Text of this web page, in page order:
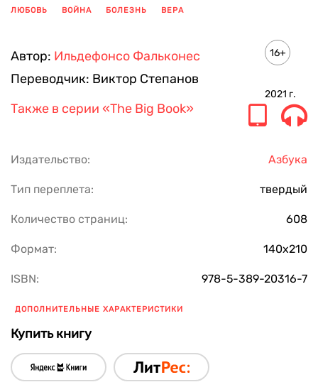
ЛЮБОВЬ
ВОЙНА БОЛЕЗНЬ ВЕРА
Автор: Ильдефонсо Фальконес
Переводчик: Виктор Степанов
16+
2021 г.
Также в серии «The Big Book»
Издательство: Азбука
Тип переплета: твердый
Количество страниц: 608
Формат: 140х210
ISBN: 978-5-389-20316-7
ДОПОЛНИТЕЛЬНЫЕ ХАРАКТЕРИСТИКИ
Купить книгу